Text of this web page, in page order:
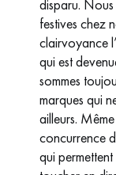
disparu.
festives chez
clairvoyance
qui est
sommes
marques qui
ailleurs.
concurrence
qui